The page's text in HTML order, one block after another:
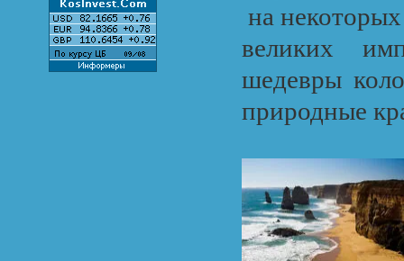
на
великих
шедевры
природные